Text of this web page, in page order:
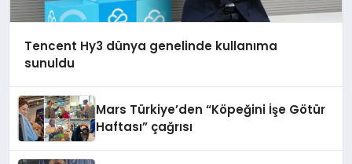
Tencent Hy3 dünya genelinde kullanıma
sunuldu
Mars Türkiye’den “Köpeğini İşe Götür
Haftası” çağrısı